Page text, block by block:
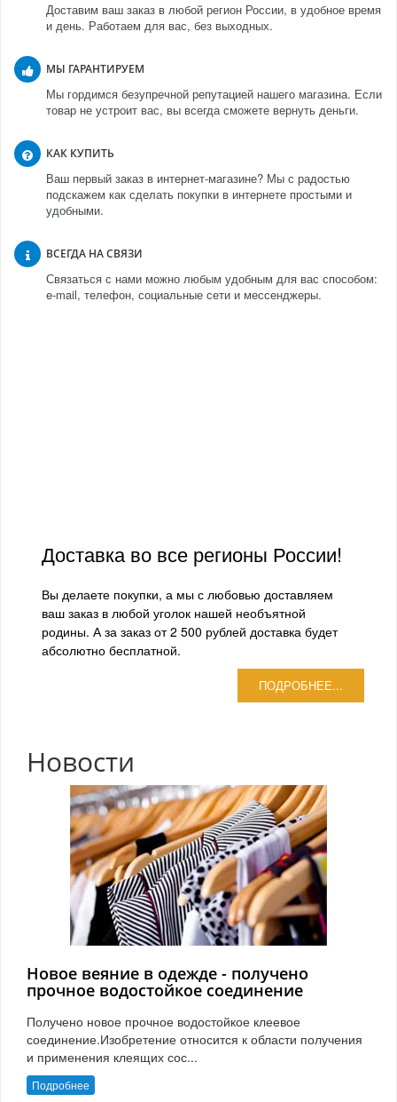
Доставим ваш заказ в любой регион России, в удобное время
и день. Работаем для вас, без выходных.
МЫ ГАРАНТИРУЕМ
Мы гордимся безупречной репутацией нашего магазина. Если
товар не устроит вас, вы всегда сможете вернуть деньги.
КАК КУПИТЬ
Ваш первый заказ в интернет-магазине? Мы с радостью
подскажем как сделать покупки в интернете простыми и
удобными.
ВСЕГДА НА СВЯЗИ
Связаться с нами можно любым удобным для вас способом:
e-mail, телефон, социальные сети и мессенджеры.
Доставка во все регионы России!
Вы делаете покупки, а мы с любовью доставляем
ваш заказ в любой уголок нашей необъятной
родины. А за заказ от 2 500 рублей доставка будет
абсолютно бесплатной.
ПОДРОБНЕЕ...
Новости
Новое веяние в одежде - получено
прочное водостойкое соединение
Получено новое прочное водостойкое клеевое
соединение.Изобретение относится к области получения
и применения клеящих сос...
Подробнее